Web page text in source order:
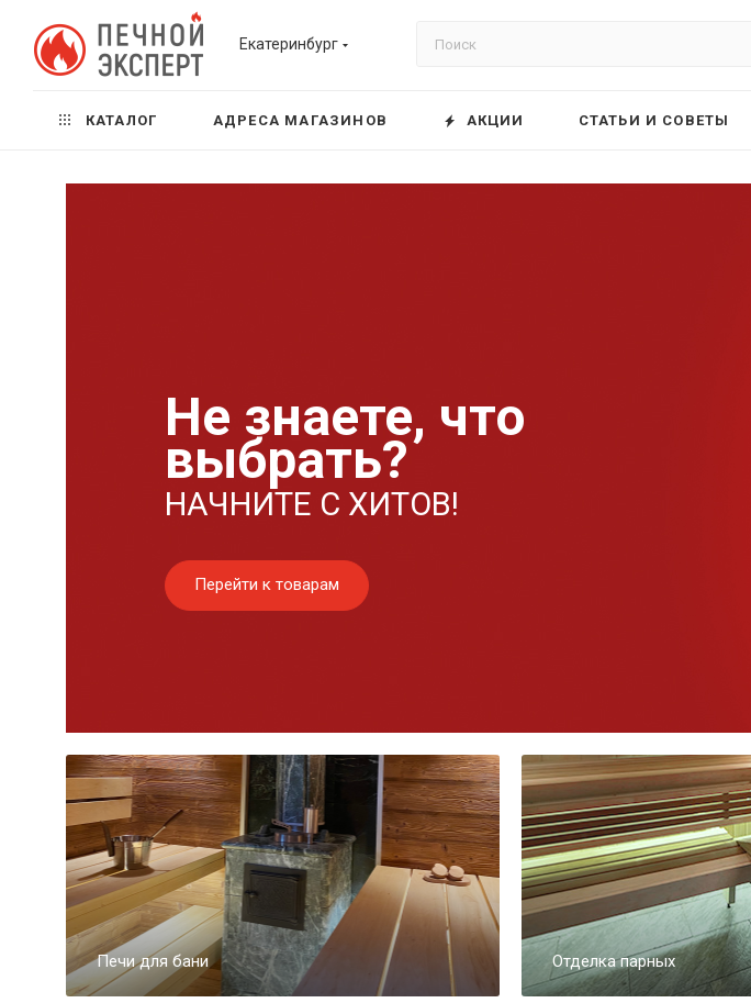
Екатеринбург
КАТАЛОГ АДРЕСА МАГАЗИНОВ АКЦИИ СТАТЬИ И СОВЕТЫ
Не знаете, что
выбрать?
НАЧНИТЕ С ХИТОВ!
Перейти к товарам
Печи для бани Отделка парных